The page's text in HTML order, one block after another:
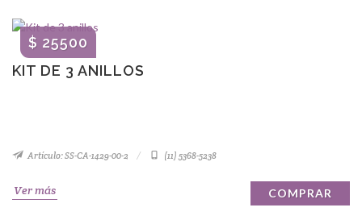
KIT DE 3 ANILLOS
$ 25500
Artículo: SS-CA-1429-00-2 (11) 5368-5238
Ver más COMPRAR